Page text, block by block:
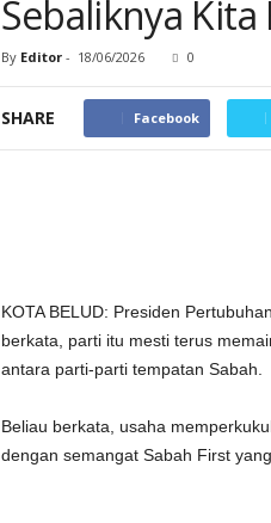
Sebaliknya Kita
By Editor- 18/06/2026 0
SHARE Facebook
KOTA BELUD: Presiden
berkata, parti itu mesti terus
antara parti-parti tempatan Sabah.
Beliau berkata, usaha
dengan semangat Sabah First